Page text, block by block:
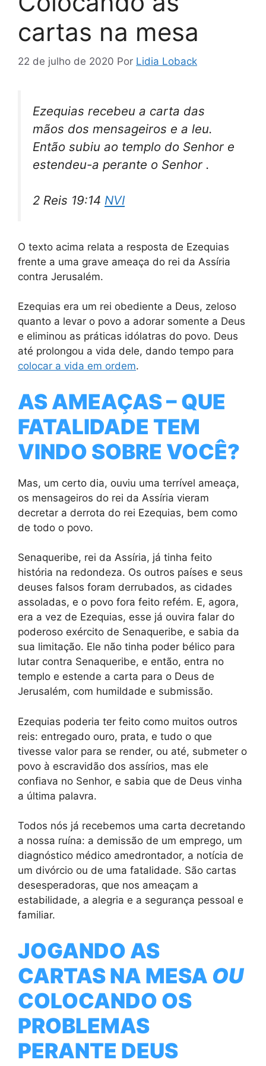
cartas na mesa
22 de julho de 2020 Por Lidia Loback
Ezequias recebeu a carta das
mãos dos mensageiros e a leu.
Então subiu ao templo do Senhor e
estendeu-a perante o Senhor .
2 Reis 19:14 NVI
O texto acima relata a resposta de Ezequias
frente a uma grave ameaça do rei da Assíria
contra Jerusalém.
Ezequias era um rei obediente a Deus, zeloso
quanto a levar o povo a adorar somente a Deus
e eliminou as práticas idólatras do povo. Deus
até prolongou a vida dele, dando tempo para
colocar a vida em ordem.
AS AMEAÇAS – QUE
FATALIDADE TEM
VINDO SOBRE VOCÊ?
Mas, um certo dia, ouviu uma terrível ameaça,
os mensageiros do rei da Assíria vieram
decretar a derrota do rei Ezequias, bem como
de todo o povo.
Senaqueribe, rei da Assíria, já tinha feito
história na redondeza. Os outros países e seus
deuses falsos foram derrubados, as cidades
assoladas, e o povo fora feito refém. E, agora,
era a vez de Ezequias, esse já ouvira falar do
poderoso exército de Senaqueribe, e sabia da
sua limitação. Ele não tinha poder bélico para
lutar contra Senaqueribe, e então, entra no
templo e estende a carta para o Deus de
Jerusalém, com humildade e submissão.
Ezequias poderia ter feito como muitos outros
reis: entregado ouro, prata, e tudo o que
tivesse valor para se render, ou até, submeter o
povo à escravidão dos assírios, mas ele
confiava no Senhor, e sabia que de Deus vinha
a última palavra.
Todos nós já recebemos uma carta decretando
a nossa ruína: a demissão de um emprego, um
diagnóstico médico amedrontador, a notícia de
um divórcio ou de uma fatalidade. São cartas
desesperadoras, que nos ameaçam a
estabilidade, a alegria e a segurança pessoal e
familiar.
JOGANDO AS
CARTAS NA MESA OU
COLOCANDO OS
PROBLEMAS
PERANTE DEUS